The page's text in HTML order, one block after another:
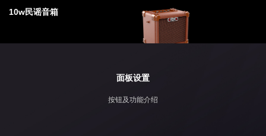
10w民谣音箱
面板设置
按钮及功能介绍